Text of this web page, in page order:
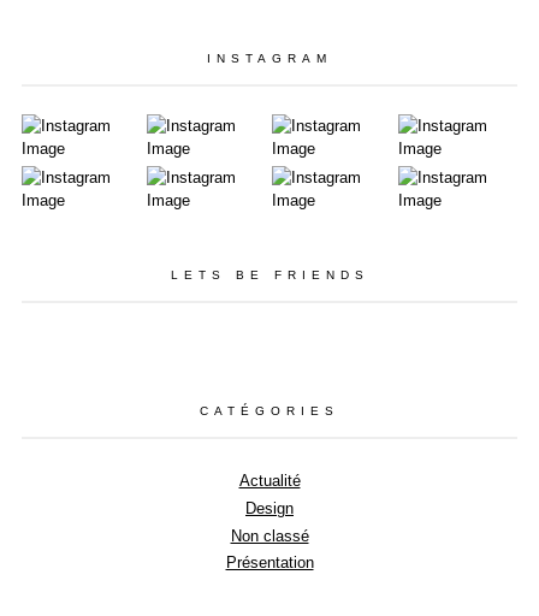
INSTAGRAM
LETS BE FRIENDS
CATÉGORIES
Actualité
Design
Non classé
Présentation